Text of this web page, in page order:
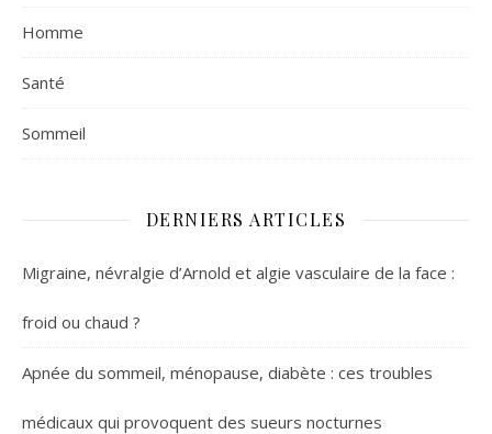
Homme
Santé
Sommeil
DERNIERS ARTICLES
Migraine, névralgie d’Arnold et algie vasculaire de la face :
froid ou chaud ?
Apnée du sommeil, ménopause, diabète : ces troubles
médicaux qui provoquent des sueurs nocturnes